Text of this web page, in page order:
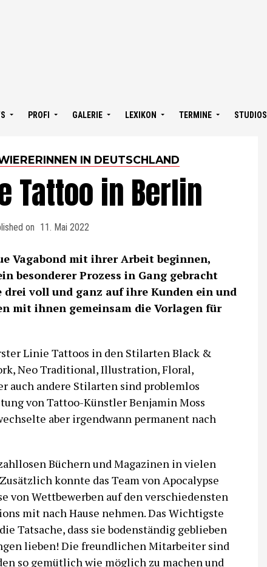
PROFI GALERIE LEXIKON TERMINE STUDIOS
IN DEUTSCHLAND
Tattoo in Berlin
on 11. Mai 2022
Vagabond mit ihrer Arbeit beginnen,
besonderer Prozess in Gang gebracht
drei voll und ganz auf ihre Kunden ein und
mit ihnen gemeinsam die Vorlagen für
Linie Tattoos in den Stilarten Black &
Neo Traditional, Illustration, Floral,
auch andere Stilarten sind problemlos
von Tattoo-Künstler Benjamin Moss
aber irgendwann permanent nach
Büchern und Magazinen in vielen
konnte das Team von Apocalypse
von Wettbewerben auf den verschiedensten
mit nach Hause nehmen. Das Wichtigste
Tatsache, dass sie bodenständig geblieben
lieben! Die freundlichen Mitarbeiter sind
so gemütlich wie möglich zu machen und